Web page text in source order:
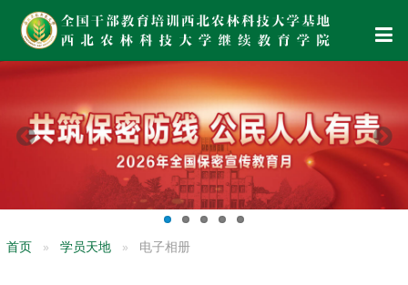
首页 学员天地 电子相册